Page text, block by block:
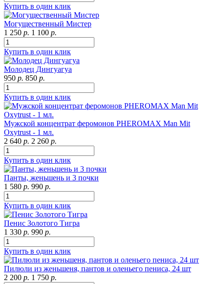
Купить в один клик
Могущественный Мистер
1 250 р. 1 100 р.
Купить в один клик
Молодец Дингуагуа
950 р. 850 р.
Купить в один клик
Мужской концентрат феромонов PHEROMAX Man Mit
Oxytrust - 1 мл.
2 640 р. 2 260 р.
Купить в один клик
Панты, женьшень и 3 почки
1 580 р. 990 р.
Купить в один клик
Пенис Золотого Тигра
1 330 р. 990 р.
Купить в один клик
Пилюли из женьшеня, пантов и оленьего пениса, 24 шт
2 200 р. 1 750 р.